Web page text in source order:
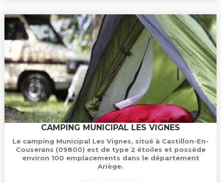
CAMPING MUNICIPAL LES VIGNES
Le camping Municipal Les Vignes, situé à Castillon-En-
Couserans (09800) est de type 2 étoiles et possède
environ 100 emplacements dans le département
Ariège.